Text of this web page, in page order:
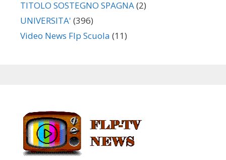
TITOLO SOSTEGNO SPAGNA(2)
UNIVERSITA' (396)
Video News Flp Scuola (11)